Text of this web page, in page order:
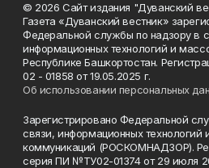
© 2026 Сайт издания "Дуванский
Газета «Дуванский вестник»
Федеральной службы по надзору в
информационных технологий и
Республике Башкортостан.
02 - 01858 от 19.05.2025 г.
Об использовании персональных
Зарегистрировано Федеральной
связи, информационных технологий
коммуникаций (РОСКОМНАДЗОР).
серия ПИ №ТУ02-01374 от 29 июля